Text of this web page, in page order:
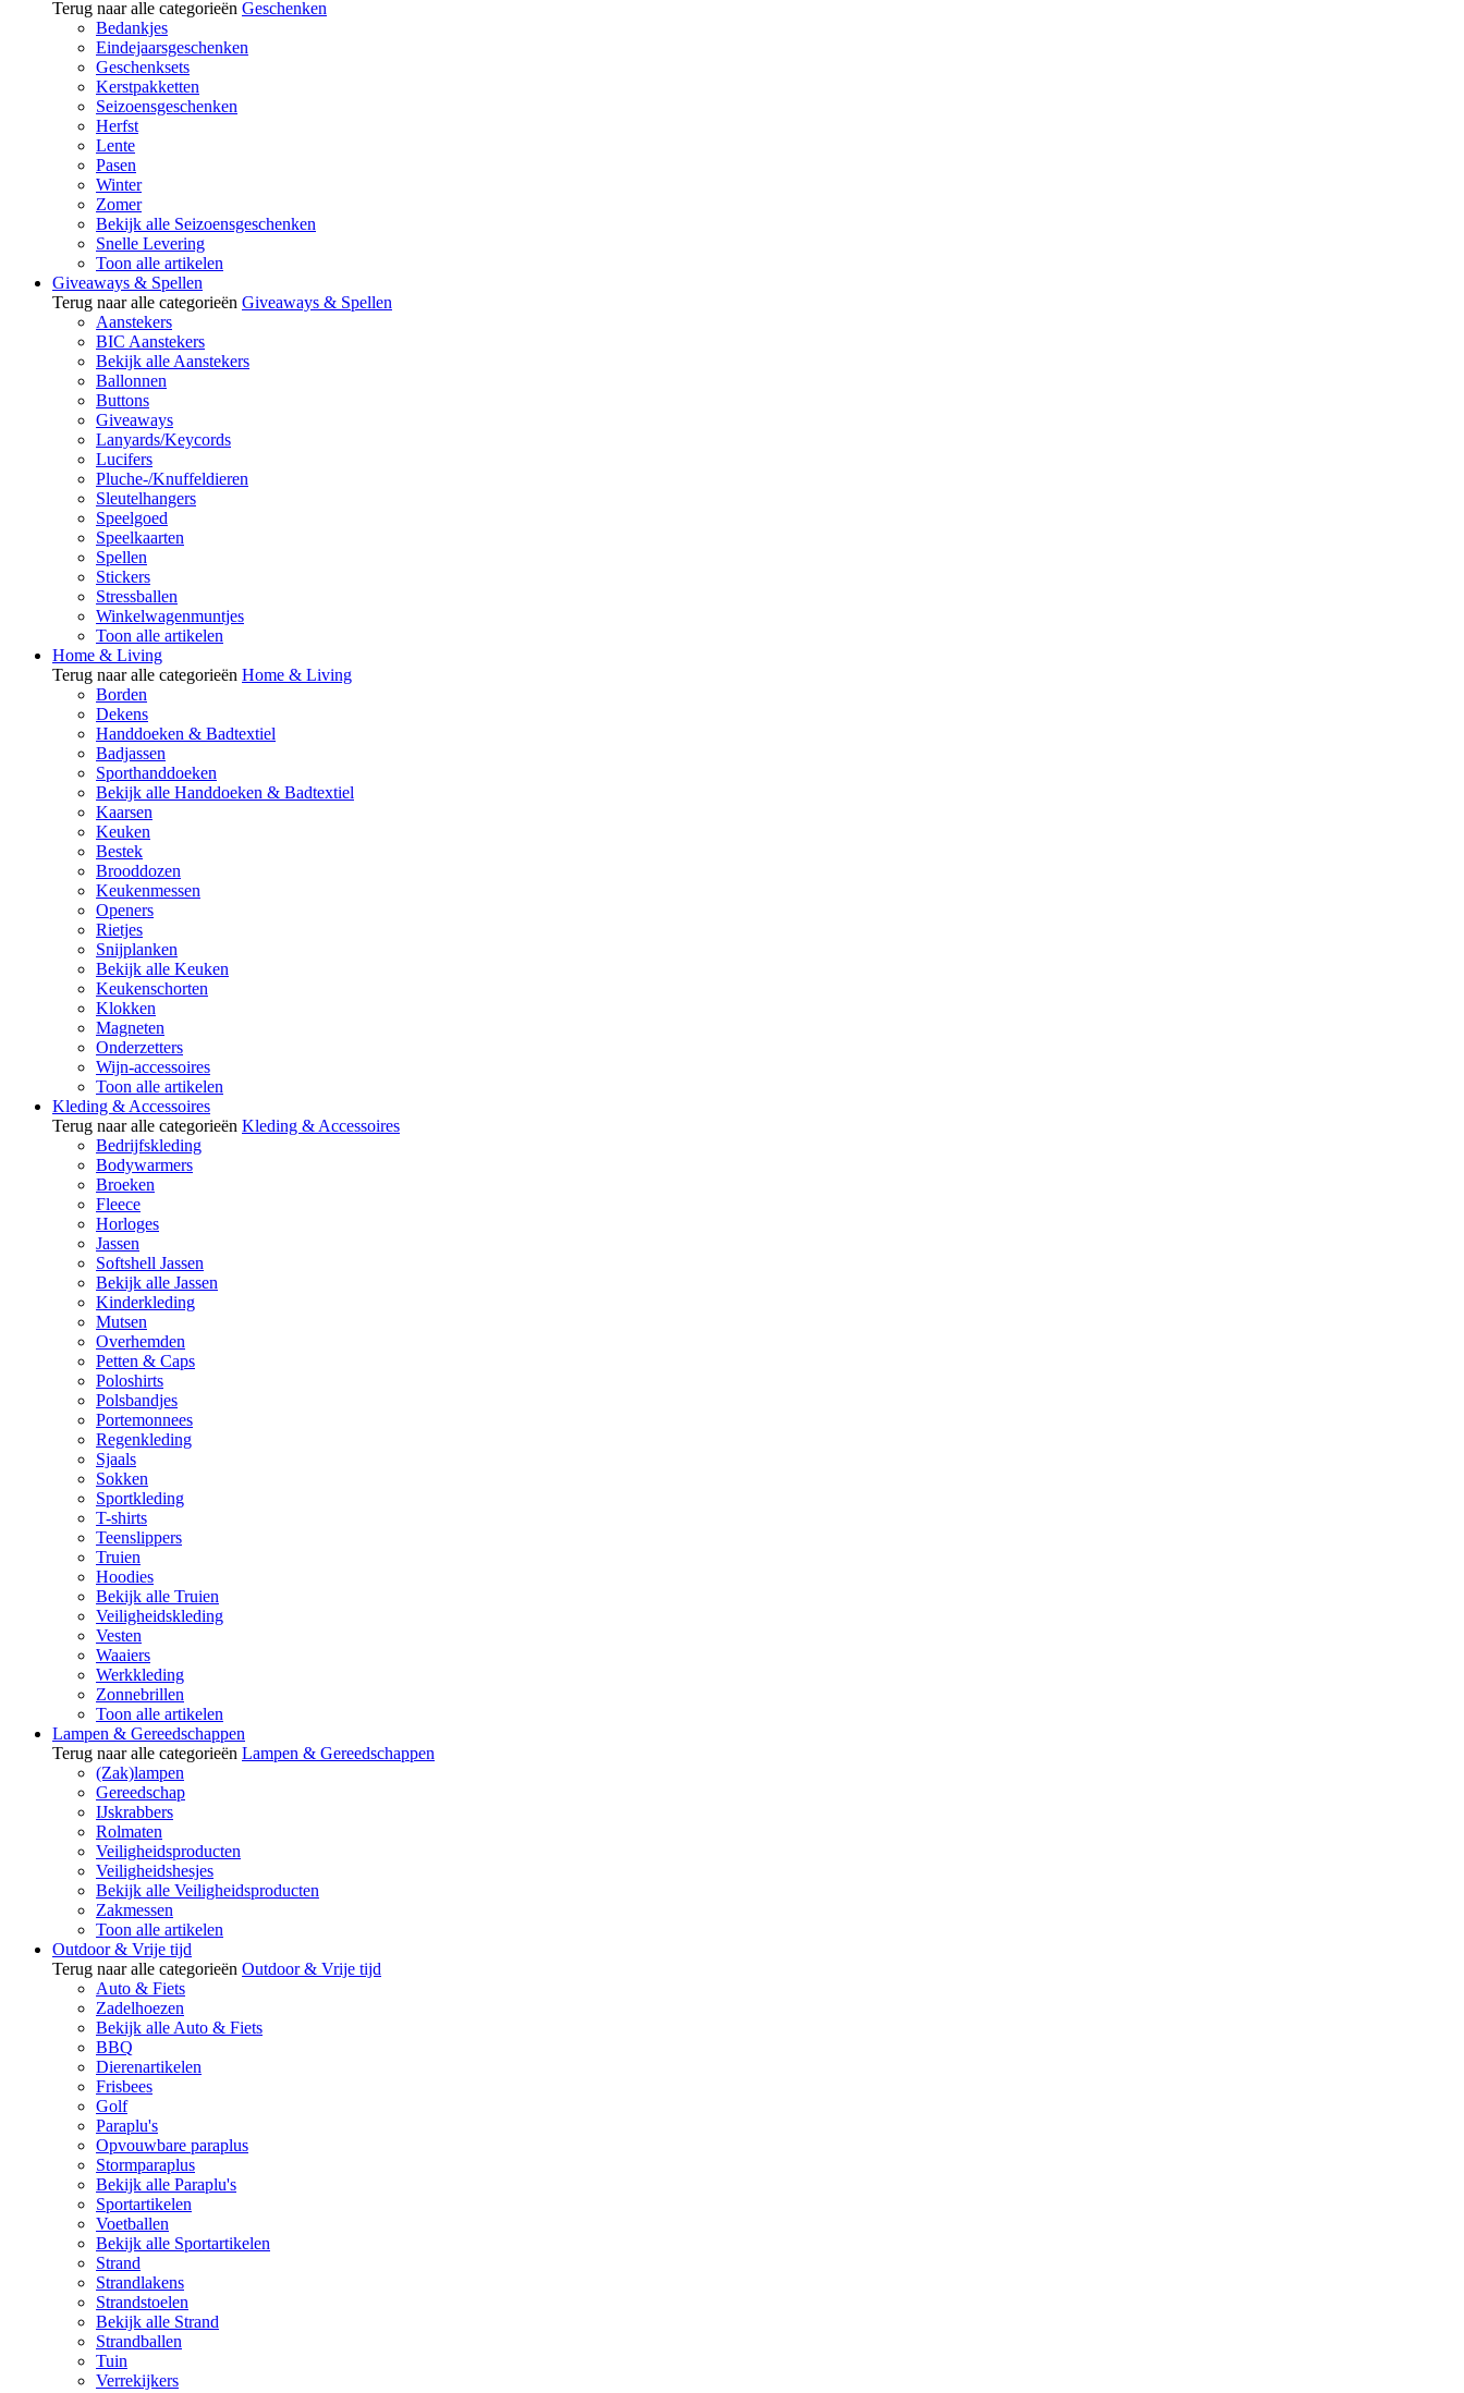
Terug naar alle categorieën Geschenken
Bedankjes
Eindejaarsgeschenken
Geschenksets
Kerstpakketten
Seizoensgeschenken
Herfst
Lente
Pasen
Winter
Zomer
Bekijk alle Seizoensgeschenken
Snelle Levering
Toon alle artikelen
Giveaways & Spellen
Terug naar alle categorieën Giveaways & Spellen
Aanstekers
BIC Aanstekers
Bekijk alle Aanstekers
Ballonnen
Buttons
Giveaways
Lanyards/Keycords
Lucifers
Pluche-/Knuffeldieren
Sleutelhangers
Speelgoed
Speelkaarten
Spellen
Stickers
Stressballen
Winkelwagenmuntjes
Toon alle artikelen
Home & Living
Terug naar alle categorieën Home & Living
Borden
Dekens
Handdoeken & Badtextiel
Badjassen
Sporthanddoeken
Bekijk alle Handdoeken & Badtextiel
Kaarsen
Keuken
Bestek
Brooddozen
Keukenmessen
Openers
Rietjes
Snijplanken
Bekijk alle Keuken
Keukenschorten
Klokken
Magneten
Onderzetters
Wijn-accessoires
Toon alle artikelen
Kleding & Accessoires
Terug naar alle categorieën Kleding & Accessoires
Bedrijfskleding
Bodywarmers
Broeken
Fleece
Horloges
Jassen
Softshell Jassen
Bekijk alle Jassen
Kinderkleding
Mutsen
Overhemden
Petten & Caps
Poloshirts
Polsbandjes
Portemonnees
Regenkleding
Sjaals
Sokken
Sportkleding
T-shirts
Teenslippers
Truien
Hoodies
Bekijk alle Truien
Veiligheidskleding
Vesten
Waaiers
Werkkleding
Zonnebrillen
Toon alle artikelen
Lampen & Gereedschappen
Terug naar alle categorieën Lampen & Gereedschappen
(Zak)lampen
Gereedschap
IJskrabbers
Rolmaten
Veiligheidsproducten
Veiligheidshesjes
Bekijk alle Veiligheidsproducten
Zakmessen
Toon alle artikelen
Outdoor & Vrije tijd
Terug naar alle categorieën Outdoor & Vrije tijd
Auto & Fiets
Zadelhoezen
Bekijk alle Auto & Fiets
BBQ
Dierenartikelen
Frisbees
Golf
Paraplu's
Opvouwbare paraplus
Stormparaplus
Bekijk alle Paraplu's
Sportartikelen
Voetballen
Bekijk alle Sportartikelen
Strand
Strandlakens
Strandstoelen
Bekijk alle Strand
Strandballen
Tuin
Verrekijkers